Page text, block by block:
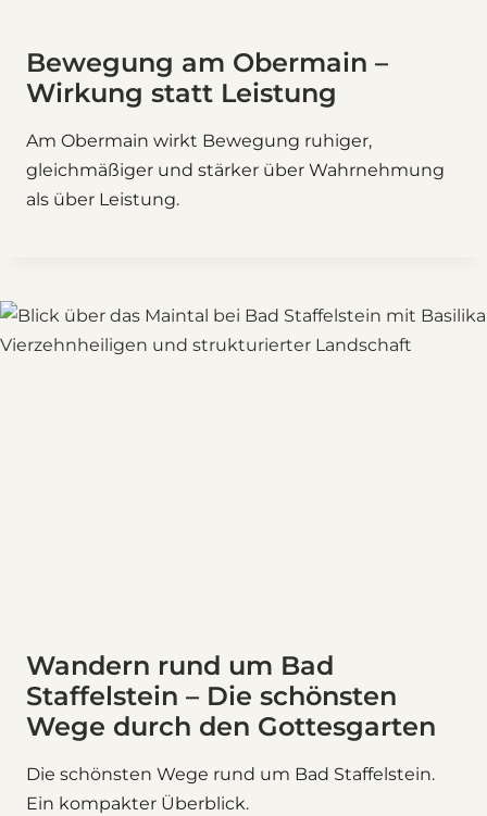
Bewegung am Obermain –
Wirkung statt Leistung
Am Obermain wirkt Bewegung ruhiger,
gleichmäßiger und stärker über Wahrnehmung
als über Leistung.
Wandern rund um Bad
Staffelstein – Die schönsten
Wege durch den Gottesgarten
Die schönsten Wege rund um Bad Staffelstein.
Ein kompakter Überblick.